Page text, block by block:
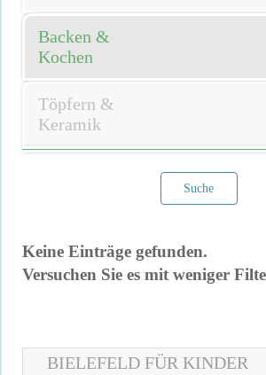
Backen &
Kochen
Töpfern &
Keramik
Suche
Keine Einträge gefunden.
Versuchen Sie es mit weniger
BIELEFELD FÜR KINDER